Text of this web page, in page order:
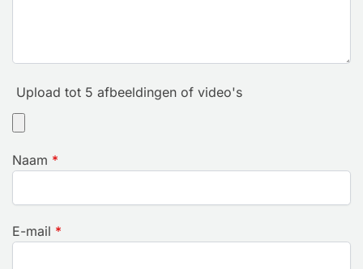
Upload tot 5 afbeeldingen of video's
Naam *
E-mail *